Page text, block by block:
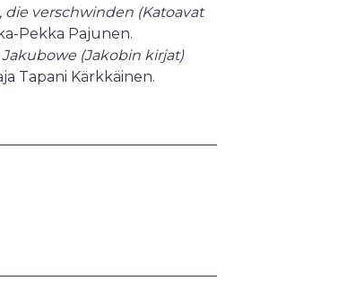
die verschwinden (Katoavat
Pekka Pajunen.
Jakubowe (Jakobin kirjat)
Tapani Kärkkäinen.